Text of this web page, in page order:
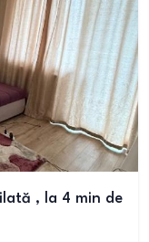
, la 4 min de